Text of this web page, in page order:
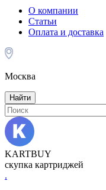
О компании
Статьи
Оплата и доставка
Москва
Найти
KARTBUY
скупка картриджей
.